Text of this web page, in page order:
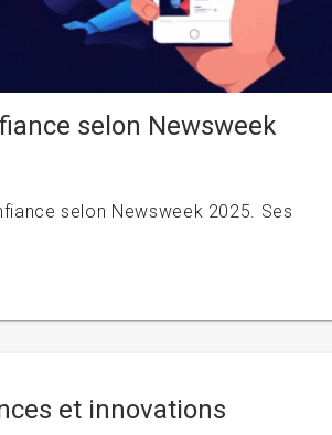
selon Newsweek
selon Newsweek 2025. Ses
et innovations